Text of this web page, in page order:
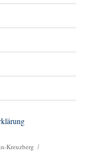
Kreuzberg